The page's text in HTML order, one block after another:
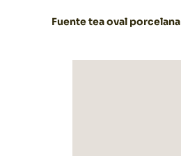
Fuente tea oval porcelana